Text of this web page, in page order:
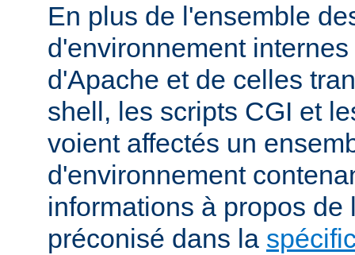
En plus de l'ensemble
d'environnement
d'Apache et de celles
shell, les scripts CGI et
voient affectés un
d'environnement
informations à propos de
préconisé dans la